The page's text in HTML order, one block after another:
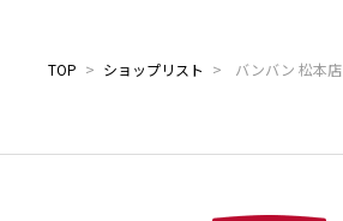
TOP > ショップリスト > バンバン 松本店